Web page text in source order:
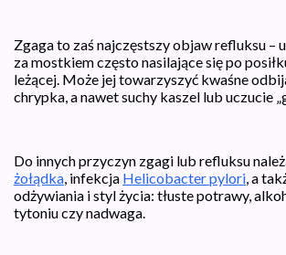
Zgaga to zaś najczęstszy objaw refluksu –
za mostkiem często nasilające się po
leżącej. Może jej towarzyszyć kwaśne
chrypka, a nawet suchy kaszel lub uczucie
Do innych przyczyn zgagi lub refluksu
żołądka, infekcja Helicobacter pylori, a
odżywiania i styl życia: tłuste potrawy,
tytoniu czy nadwaga.